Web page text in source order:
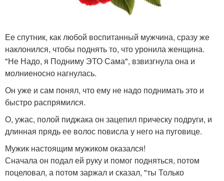
Ее спутник, как любой воспитанный мужчина, сразу же
наклонился, чтобы поднять то, что уронила женщина.
"Не Надо, я Подниму ЭТО Сама", взвизгнула она и
молниеносно нагнулась.
Он уже и сам понял, что ему не надо поднимать это и
быстро распрямился.
О, ужас, полой пиджака он зацепил прическу подруги, и
длинная прядь ее волос повисла у него на пуговице.
Мужик настоящим мужиком оказался!
Сначала он подал ей руку и помог подняться, потом
поцеловал, а потом заржал и сказал, "ты Только